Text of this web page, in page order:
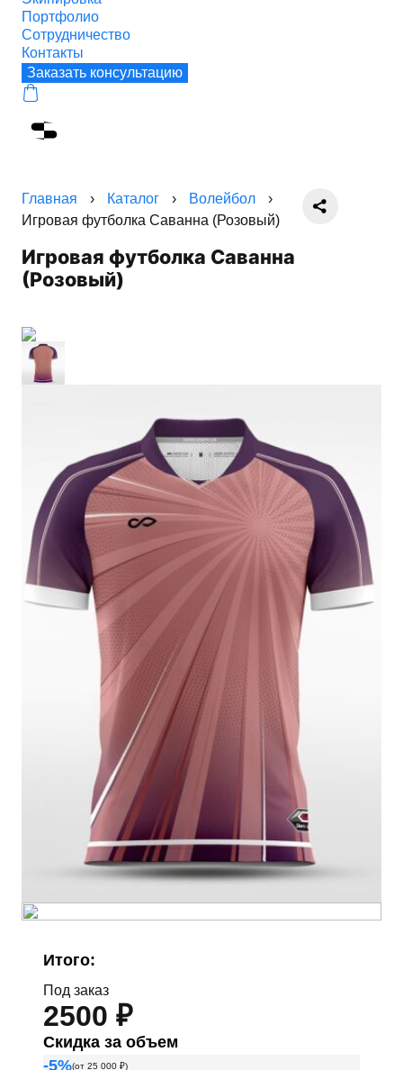
Портфолио
Сотрудничество
Контакты
Заказать консультацию
Главная › Каталог › Волейбол
›
Игровая футболка Саванна (Розовый)
Игровая футболка Саванна
(Розовый)
Итого:
Под заказ
2500 ₽
Скидка за объем
-5%(от 25 000 ₽)